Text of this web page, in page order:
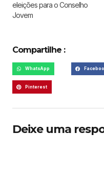
eleições para o Conselho
Jovem
Compartilhe :
WhatsApp
Pinterest
Deixe uma